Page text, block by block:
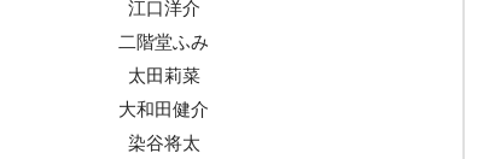
江口洋介
二階堂ふみ
太田莉菜
大和田健介
染谷将太